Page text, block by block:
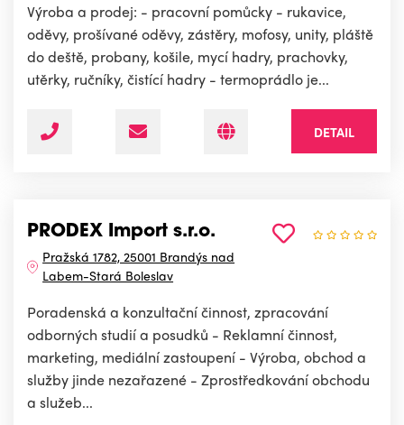
Výroba a prodej: - pracovní pomůcky - rukavice,
oděvy, prošívané oděvy, zástěry, mofosy, unity, pláště
do deště, probany, košile, mycí hadry, prachovky,
utěrky, ručníky, čistící hadry - termoprádlo je...
DETAIL
PRODEX Import s.r.o.
Pražská 1782, 25001 Brandýs nad
Labem-Stará Boleslav
Poradenská a konzultační činnost, zpracování
odborných studií a posudků - Reklamní činnost,
marketing, mediální zastoupení - Výroba, obchod a
služby jinde nezařazené - Zprostředkování obchodu
a služeb...